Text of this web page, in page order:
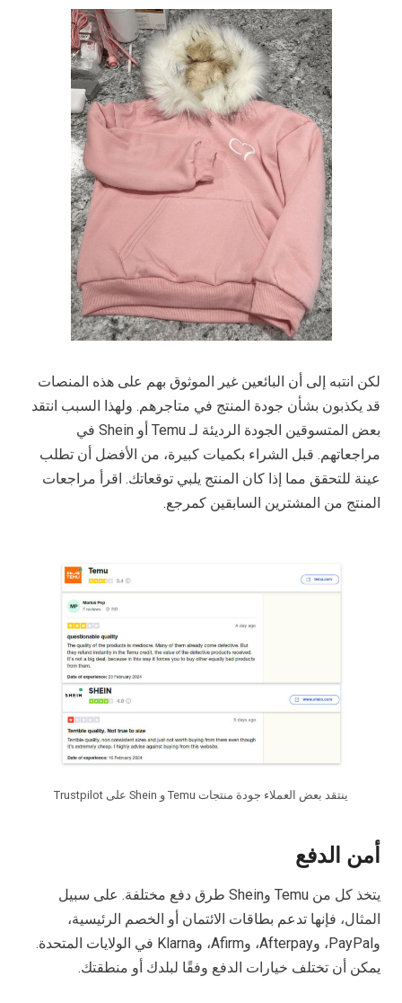
لكن انتبه إلى أن البائعين غير الموثوق بهم على هذه المنصات
قد يكذبون بشأن جودة المنتج في متاجرهم. ولهذا السبب انتقد
بعض المتسوقين الجودة الرديئة لـ Temu أو Shein في
مراجعاتهم. قبل الشراء بكميات كبيرة، من الأفضل أن تطلب
عينة للتحقق مما إذا كان المنتج يلبي توقعاتك. اقرأ مراجعات
المنتج من المشترين السابقين كمرجع.
ينتقد بعض العملاء جودة منتجات Temu و Shein على Trustpilot
أمن الدفع
يتخذ كل من Temu وShein طرق دفع مختلفة. على سبيل
المثال، فإنها تدعم بطاقات الائتمان أو الخصم الرئيسية،
وPayPal، وAfterpay، وAfirm، وKlarna في الولايات المتحدة.
يمكن أن تختلف خيارات الدفع وفقًا لبلدك أو منطقتك.